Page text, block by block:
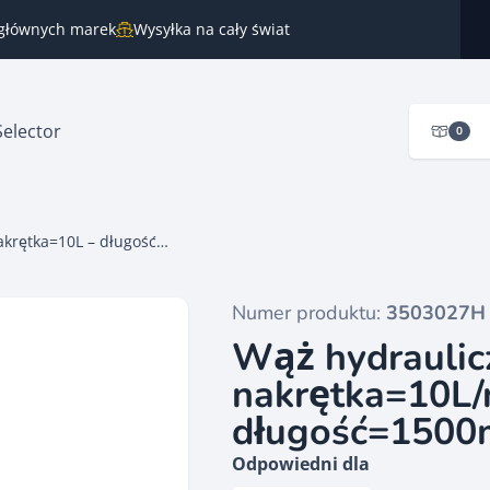
marek Wysyłka na cały świat
0
Wąż hydrauliczny nakrętka=10L/nakrętka=10L – długość=1500mm HACO
Numer produktu: 3503027H
Wąż
Odpowiedni dla